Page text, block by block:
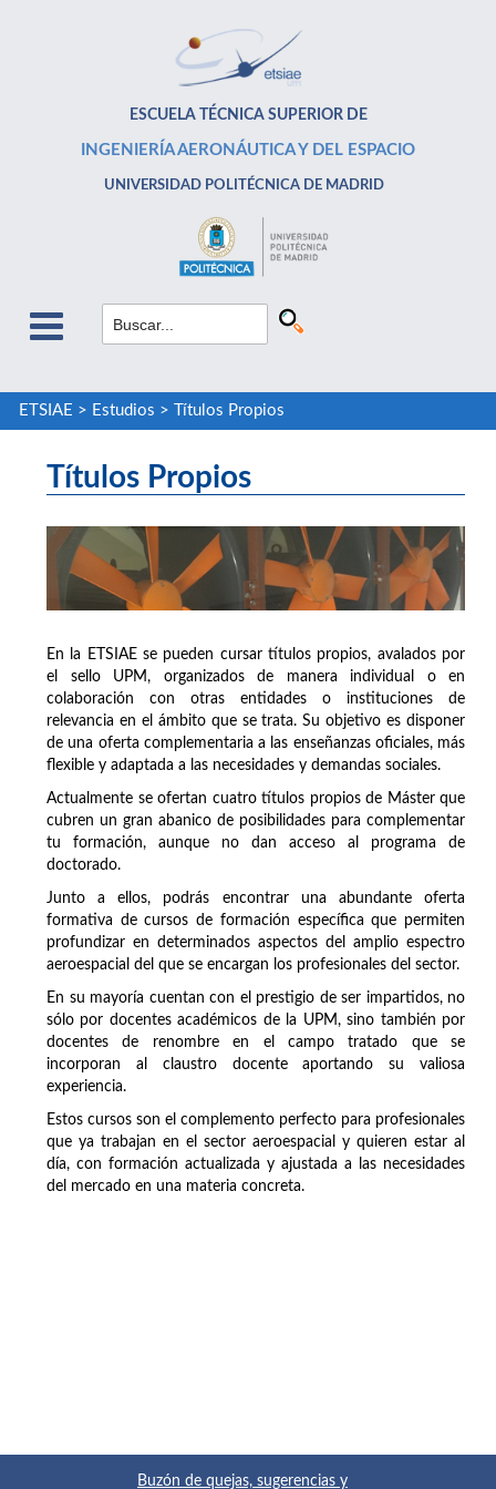
ESCUELA TÉCNICA SUPERIOR DE
INGENIERÍA AERONÁUTICA Y DEL ESPACIO
UNIVERSIDAD POLITÉCNICA DE MADRID
ETSIAE > Estudios > Títulos Propios
Títulos Propios
En la ETSIAE se pueden cursar títulos propios, avalados por
el sello UPM, organizados de manera individual o en
colaboración con otras entidades o instituciones de
relevancia en el ámbito que se trata. Su objetivo es disponer
de una oferta complementaria a las enseñanzas oficiales, más
flexible y adaptada a las necesidades y demandas sociales.
Actualmente se ofertan cuatro títulos propios de Máster que
cubren un gran abanico de posibilidades para complementar
tu formación, aunque no dan acceso al programa de
doctorado.
Junto a ellos, podrás encontrar una abundante oferta
formativa de cursos de formación específica que permiten
profundizar en determinados aspectos del amplio espectro
aeroespacial del que se encargan los profesionales del sector.
En su mayoría cuentan con el prestigio de ser impartidos, no
sólo por docentes académicos de la UPM, sino también por
docentes de renombre en el campo tratado que se
incorporan al claustro docente aportando su valiosa
experiencia.
Estos cursos son el complemento perfecto para profesionales
que ya trabajan en el sector aeroespacial y quieren estar al
día, con formación actualizada y ajustada a las necesidades
del mercado en una materia concreta.
Buzón de quejas, sugerencias y